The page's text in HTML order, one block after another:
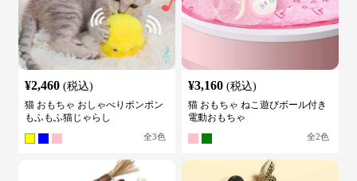
¥2,460 (税込)
猫 おもちゃ おしゃべりポンポン
もふもふ猫じゃらし
全3色
¥3,160 (税込)
猫 おもちゃ ねこ遊びボール付き
電動おもちゃ
全2色